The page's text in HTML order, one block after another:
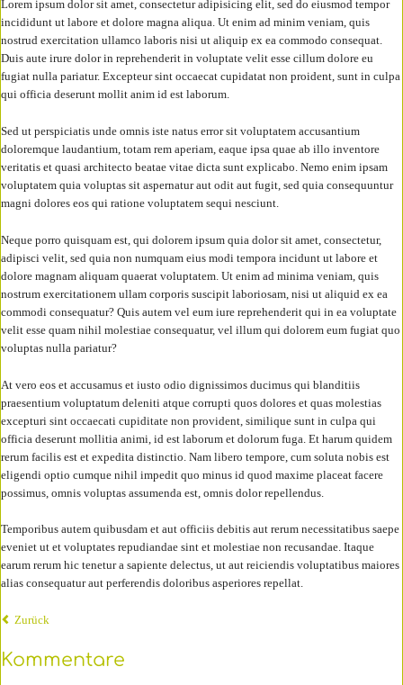
Lorem ipsum dolor sit amet, consectetur adipisicing elit, sed do eiusmod tempor
incididunt ut labore et dolore magna aliqua. Ut enim ad minim veniam, quis
nostrud exercitation ullamco laboris nisi ut aliquip ex ea commodo consequat.
Duis aute irure dolor in reprehenderit in voluptate velit esse cillum dolore eu
fugiat nulla pariatur. Excepteur sint occaecat cupidatat non proident, sunt in culpa
qui officia deserunt mollit anim id est laborum.
Sed ut perspiciatis unde omnis iste natus error sit voluptatem accusantium
doloremque laudantium, totam rem aperiam, eaque ipsa quae ab illo inventore
veritatis et quasi architecto beatae vitae dicta sunt explicabo. Nemo enim ipsam
voluptatem quia voluptas sit aspernatur aut odit aut fugit, sed quia consequuntur
magni dolores eos qui ratione voluptatem sequi nesciunt.
Neque porro quisquam est, qui dolorem ipsum quia dolor sit amet, consectetur,
adipisci velit, sed quia non numquam eius modi tempora incidunt ut labore et
dolore magnam aliquam quaerat voluptatem. Ut enim ad minima veniam, quis
nostrum exercitationem ullam corporis suscipit laboriosam, nisi ut aliquid ex ea
commodi consequatur? Quis autem vel eum iure reprehenderit qui in ea voluptate
velit esse quam nihil molestiae consequatur, vel illum qui dolorem eum fugiat quo
voluptas nulla pariatur?
At vero eos et accusamus et iusto odio dignissimos ducimus qui blanditiis
praesentium voluptatum deleniti atque corrupti quos dolores et quas molestias
excepturi sint occaecati cupiditate non provident, similique sunt in culpa qui
officia deserunt mollitia animi, id est laborum et dolorum fuga. Et harum quidem
rerum facilis est et expedita distinctio. Nam libero tempore, cum soluta nobis est
eligendi optio cumque nihil impedit quo minus id quod maxime placeat facere
possimus, omnis voluptas assumenda est, omnis dolor repellendus.
Temporibus autem quibusdam et aut officiis debitis aut rerum necessitatibus saepe
eveniet ut et voluptates repudiandae sint et molestiae non recusandae. Itaque
earum rerum hic tenetur a sapiente delectus, ut aut reiciendis voluptatibus maiores
alias consequatur aut perferendis doloribus asperiores repellat.
Zurück
Kommentare